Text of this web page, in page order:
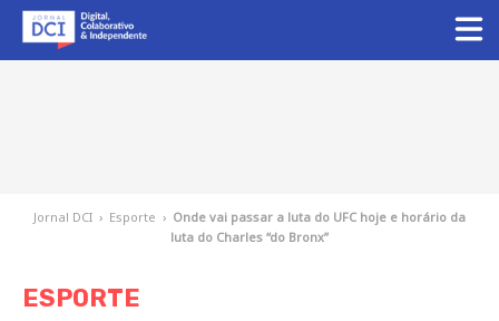
Jornal DCI › Esporte › Onde vai passar a luta do UFC hoje e horário da
luta do Charles “do Bronx”
ESPORTE